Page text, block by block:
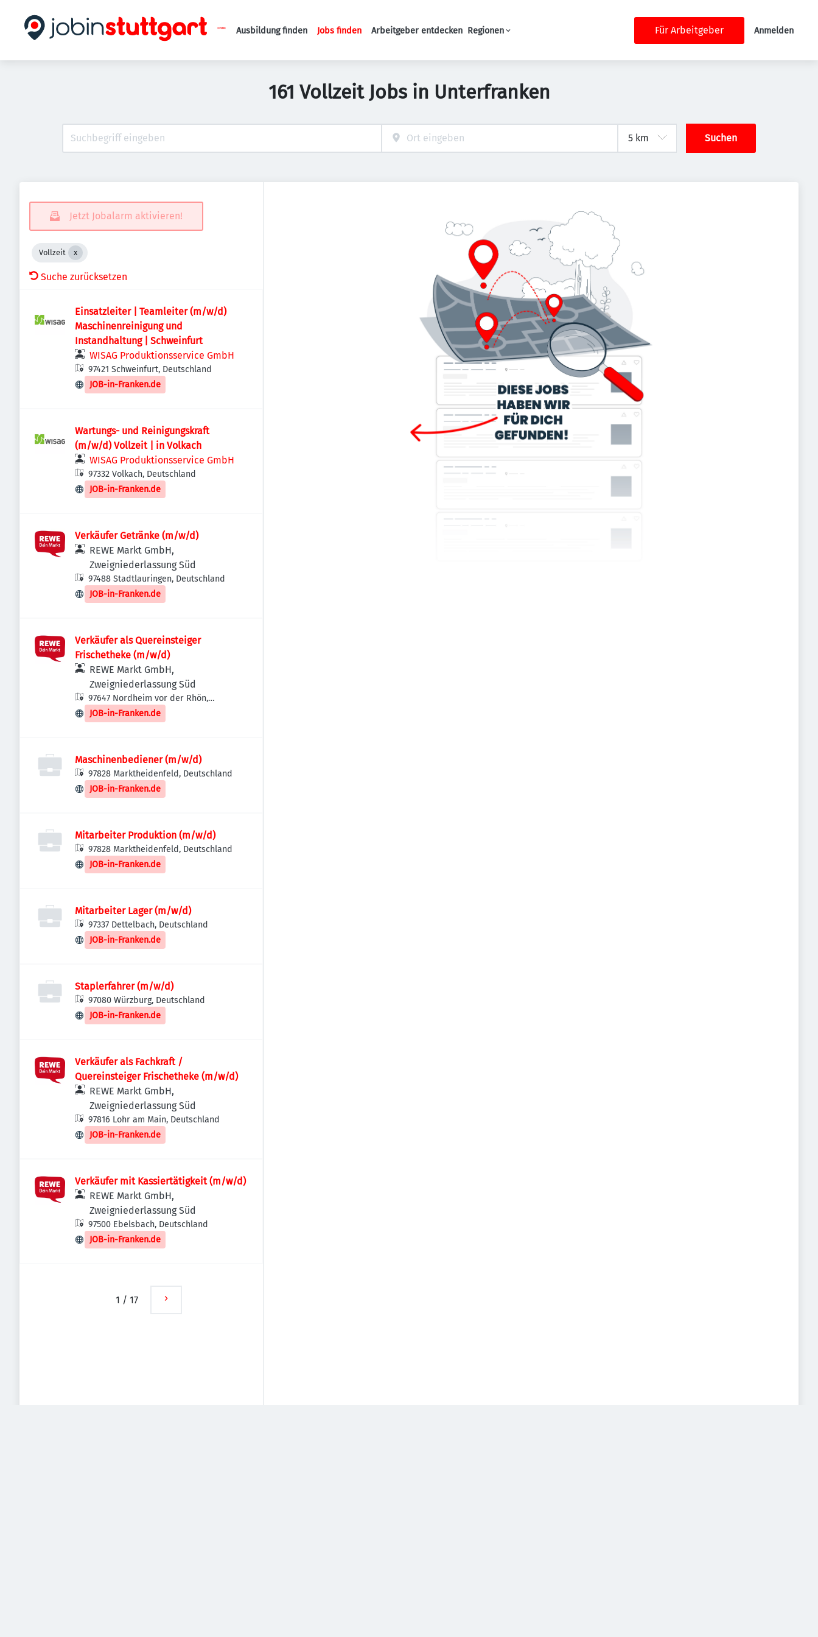
Haupt-Navigation
Ausbildung finden Jobs finden Arbeitgeber entdecken Regionen Für Arbeitgeber Anmelden
161 Vollzeit Jobs in Unterfranken
Suchen
Jetzt Jobalarm aktivieren!
Vollzeit
Suche zurücksetzen
Einsatzleiter | Teamleiter (m/w/d)
Maschinenreinigung und
Instandhaltung | Schweinfurt
WISAG Produktionsservice GmbH
97421 Schweinfurt, Deutschland
JOB-in-Franken.de
Wartungs- und Reinigungskraft
(m/w/d) Vollzeit | in Volkach
WISAG Produktionsservice GmbH
97332 Volkach, Deutschland
JOB-in-Franken.de
Verkäufer Getränke (m/w/d)
REWE Markt GmbH,
Zweigniederlassung Süd
97488 Stadtlauringen, Deutschland
JOB-in-Franken.de
Verkäufer als Quereinsteiger
Frischetheke (m/w/d)
REWE Markt GmbH,
Zweigniederlassung Süd
97647 Nordheim vor der Rhön,
Deutschland
JOB-in-Franken.de
Maschinenbediener (m/w/d)
97828 Marktheidenfeld, Deutschland
JOB-in-Franken.de
Mitarbeiter Produktion (m/w/d)
97828 Marktheidenfeld, Deutschland
JOB-in-Franken.de
Mitarbeiter Lager (m/w/d)
97337 Dettelbach, Deutschland
JOB-in-Franken.de
Staplerfahrer (m/w/d)
97080 Würzburg, Deutschland
JOB-in-Franken.de
Verkäufer als Fachkraft /
Quereinsteiger Frischetheke (m/w/d)
REWE Markt GmbH,
Zweigniederlassung Süd
97816 Lohr am Main, Deutschland
JOB-in-Franken.de
Verkäufer mit Kassiertätigkeit (m/w/d)
REWE Markt GmbH,
Zweigniederlassung Süd
97500 Ebelsbach, Deutschland
JOB-in-Franken.de
1 / 17